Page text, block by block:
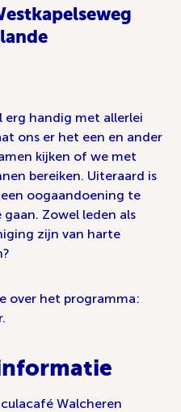
erg handig met allerlei
ons er het een en ander
kijken of we met
bereiken. Uiteraard is
oogaandoening te
Zowel leden als
zijn van harte
over het programma:
Walcheren